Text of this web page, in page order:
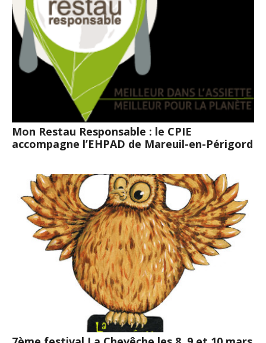
Mon Restau Responsable : le CPIE
accompagne l’EHPAD de Mareuil-en-Périgord